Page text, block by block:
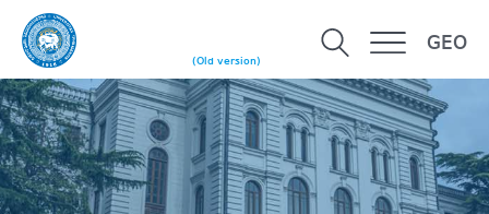
(Old version)
GEO